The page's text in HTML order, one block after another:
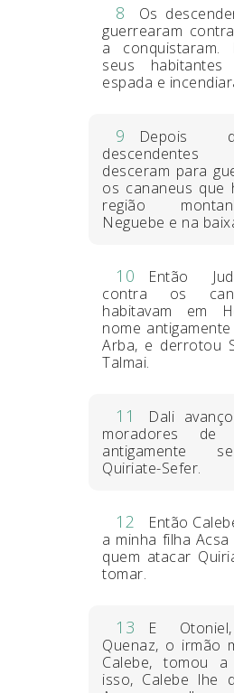
8
Os
guerrearam
a conquistaram.
seus
espada e
9
Depois
desceram para
os cananeus que
região
Neguebe e na
10
Então
contra os
habitavam em
nome
Arba, e derrotou
Talmai.
11
Dali
moradores de
antigamente
Quiriate-Sefer.
12
Então
a minha filha
quem atacar
tomar.
13
E
Quenaz, o irmão
Calebe, tomou
isso, Calebe lhe